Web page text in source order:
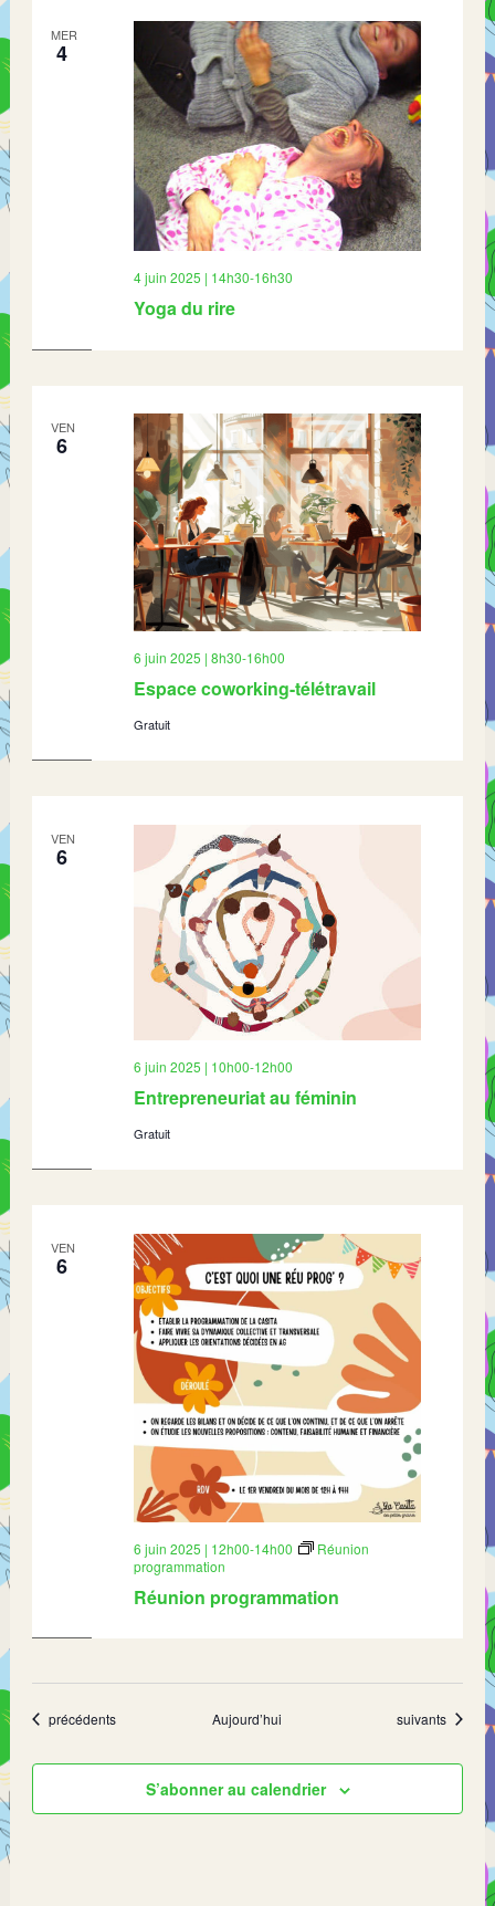
MER
4
Yoga du rire
4 juin 2025 | 14h30-16h30
VEN
6
Espace coworking-télétravail
6 juin 2025 | 8h30-16h00
Gratuit
VEN
6
Entrepreneuriat au féminin
6 juin 2025 | 10h00-12h00
Gratuit
VEN
6
Réunion programmation
6 juin 2025 | 12h00-14h00
Réunion
programmation
Évènements
précédents Aujourd’hui Évènements
suivants
S’abonner au calendrier